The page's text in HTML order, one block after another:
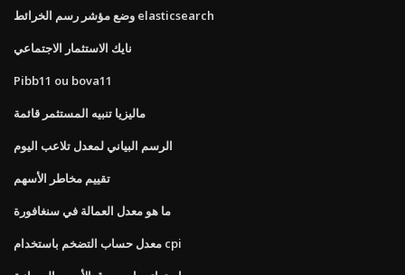
وضع مؤشر رسم الخرائط elasticsearch
نايك الاستثمار الاجتماعي
Pibb11 ou bova11
ماليزيا تنبيه المستثمر قائمة
الرسم البياني لمعدل تلاعب اليوم
تقييم مخاطر الأسهم
ما هو معدل العمالة في سنغافورة
معدل حساب التضخم باستخدام cpi